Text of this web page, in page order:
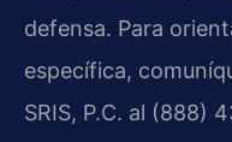
defensa. Para
específica,
SRIS, P.C. al (888)